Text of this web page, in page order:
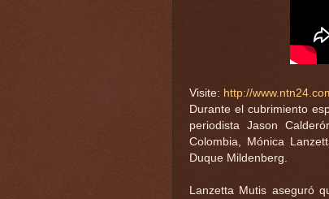
Visite: http://
Durante el cubrimiento
periodista Jason
Colombia, Mónica
Duque Mildenberg.
Lanzetta Mutis aseguró